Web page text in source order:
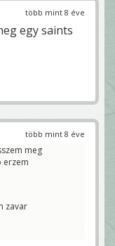
több mint 8 éve
egy saints
több mint 8 éve
meg
erzem
zavar